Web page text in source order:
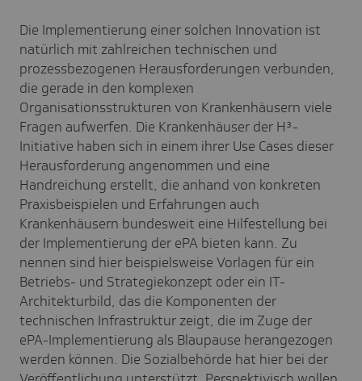
Die Implementierung einer solchen Innovation ist
natürlich mit zahlreichen technischen und
prozessbezogenen Herausforderungen verbunden,
die gerade in den komplexen
Organisationsstrukturen von Krankenhäusern viele
Fragen aufwerfen. Die Krankenhäuser der H³-
Initiative haben sich in einem ihrer Use Cases dieser
Herausforderung angenommen und eine
Handreichung erstellt, die anhand von konkreten
Praxisbeispielen und Erfahrungen auch
Krankenhäusern bundesweit eine Hilfestellung bei
der Implementierung der ePA bieten kann. Zu
nennen sind hier beispielsweise Vorlagen für ein
Betriebs- und Strategiekonzept oder ein IT-
Architekturbild, das die Komponenten der
technischen Infrastruktur zeigt, die im Zuge der
ePA-Implementierung als Blaupause herangezogen
werden können. Die Sozialbehörde hat hier bei der